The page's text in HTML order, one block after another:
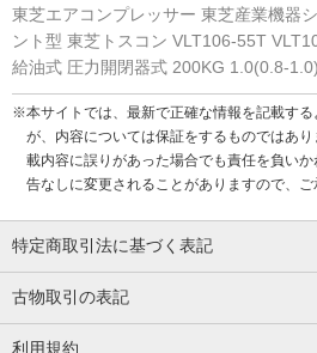
東芝エアコンプレッサー 東芝産業機器
ント型 東芝トスコン VLT106-55T
給油式 圧力開閉器式 200KG 1.0(0.8-
※本サイトでは、最新で正確な情報を記載す
が、内容については保証をするものではあ
載内容に誤りがあった場合でも責任を負い
告なしに変更されることがありますので、ご
特定商取引法に基づく表記
古物取引の表記
利用規約